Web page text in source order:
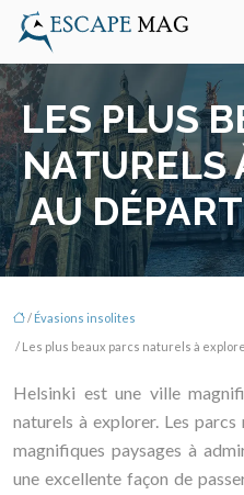
LES PLUS
NATURELS
AU
/ Évasions insolites
/ Les plus beaux parcs naturels à
Helsinki est une ville
naturels à explorer. Les
magnifiques paysages à
une excellente façon de